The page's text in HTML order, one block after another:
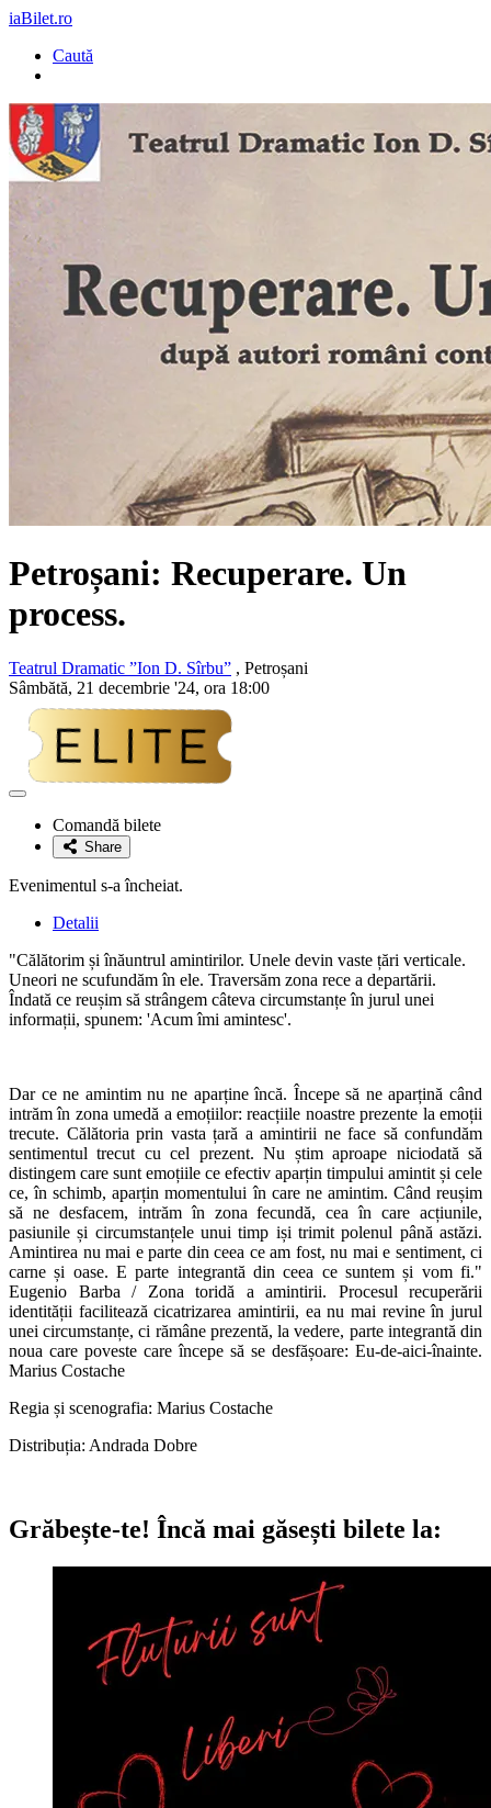
iaBilet.ro
Caută
Petroșani: Recuperare. Un
process.
Teatrul Dramatic ”Ion D. Sîrbu” , Petroșani
Sâmbătă, 21 decembrie '24, ora 18:00
Adaugă
favoriteComandă bilete
Share
Evenimentul s-a încheiat.
Detalii
"Călătorim și înăuntrul amintirilor. Unele devin vaste țări verticale.
Uneori ne scufundăm în ele. Traversăm zona rece a departării.
Îndată ce reușim să strângem câteva circumstanțe în jurul unei
informații, spunem: 'Acum îmi amintesc'.
Dar ce ne amintim nu ne aparține încă. Începe să ne aparțină când
intrăm în zona umedă a emoțiilor: reacțiile noastre prezente la emoții
trecute. Călătoria prin vasta țară a amintirii ne face să confundăm
sentimentul trecut cu cel prezent. Nu știm aproape niciodată să
distingem care sunt emoțiile ce efectiv aparțin timpului amintit și cele
ce, în schimb, aparțin momentului în care ne amintim. Când reușim
să ne desfacem, intrăm în zona fecundă, cea în care acțiunile,
pasiunile și circumstanțele unui timp iși trimit polenul până astăzi.
Amintirea nu mai e parte din ceea ce am fost, nu mai e sentiment, ci
carne și oase. E parte integrantă din ceea ce suntem și vom fi."
Eugenio Barba / Zona toridă a amintirii. Procesul recuperării
identității facilitează cicatrizarea amintirii, ea nu mai revine în jurul
unei circumstanțe, ci rămâne prezentă, la vedere, parte integrantă din
noua care poveste care începe să se desfășoare: Eu-de-aici-înainte.
Marius Costache
Regia și scenografia: Marius Costache
Distribuția: Andrada Dobre
Grăbește-te! Încă mai găsești bilete la: